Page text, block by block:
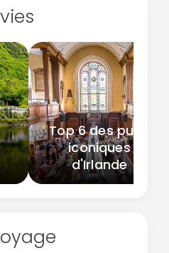
Top 6 des pubs
iconiques
d'Irlande